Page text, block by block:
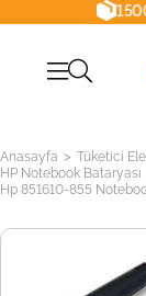
Anasayfa > Tüketici
HP Notebook Bataryası
Hp 851610-855